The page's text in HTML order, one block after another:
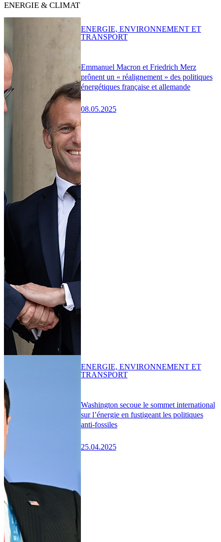
ENERGIE & CLIMAT
Emmanuel Macron et Friedrich Merz
prônent un « réalignement » des politiques
énergétiques française et allemande
08.05.2025
ENERGIE, ENVIRONNEMENT ET
TRANSPORT
Washington secoue le sommet international
sur l’énergie en fustigeant les politiques
anti-fossiles
25.04.2025
ENERGIE, ENVIRONNEMENT ET
TRANSPORT